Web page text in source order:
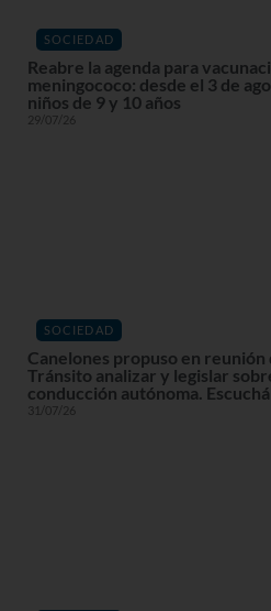
SOCIEDAD
Reabre la agenda para
meningococo: desde el 3 de
niños de 9 y 10 años
29/07/26
SOCIEDAD
Canelones propuso en
Tránsito analizar y legislar
conducción autónoma.
31/07/26